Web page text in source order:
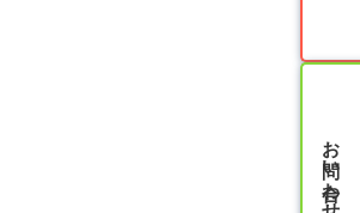
お問い合わせ